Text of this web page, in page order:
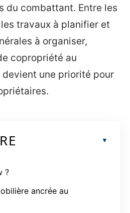
du combattant. Entre les
travaux à planifier et
à organiser,
copropriété au
une priorité pour
?
ancrée au